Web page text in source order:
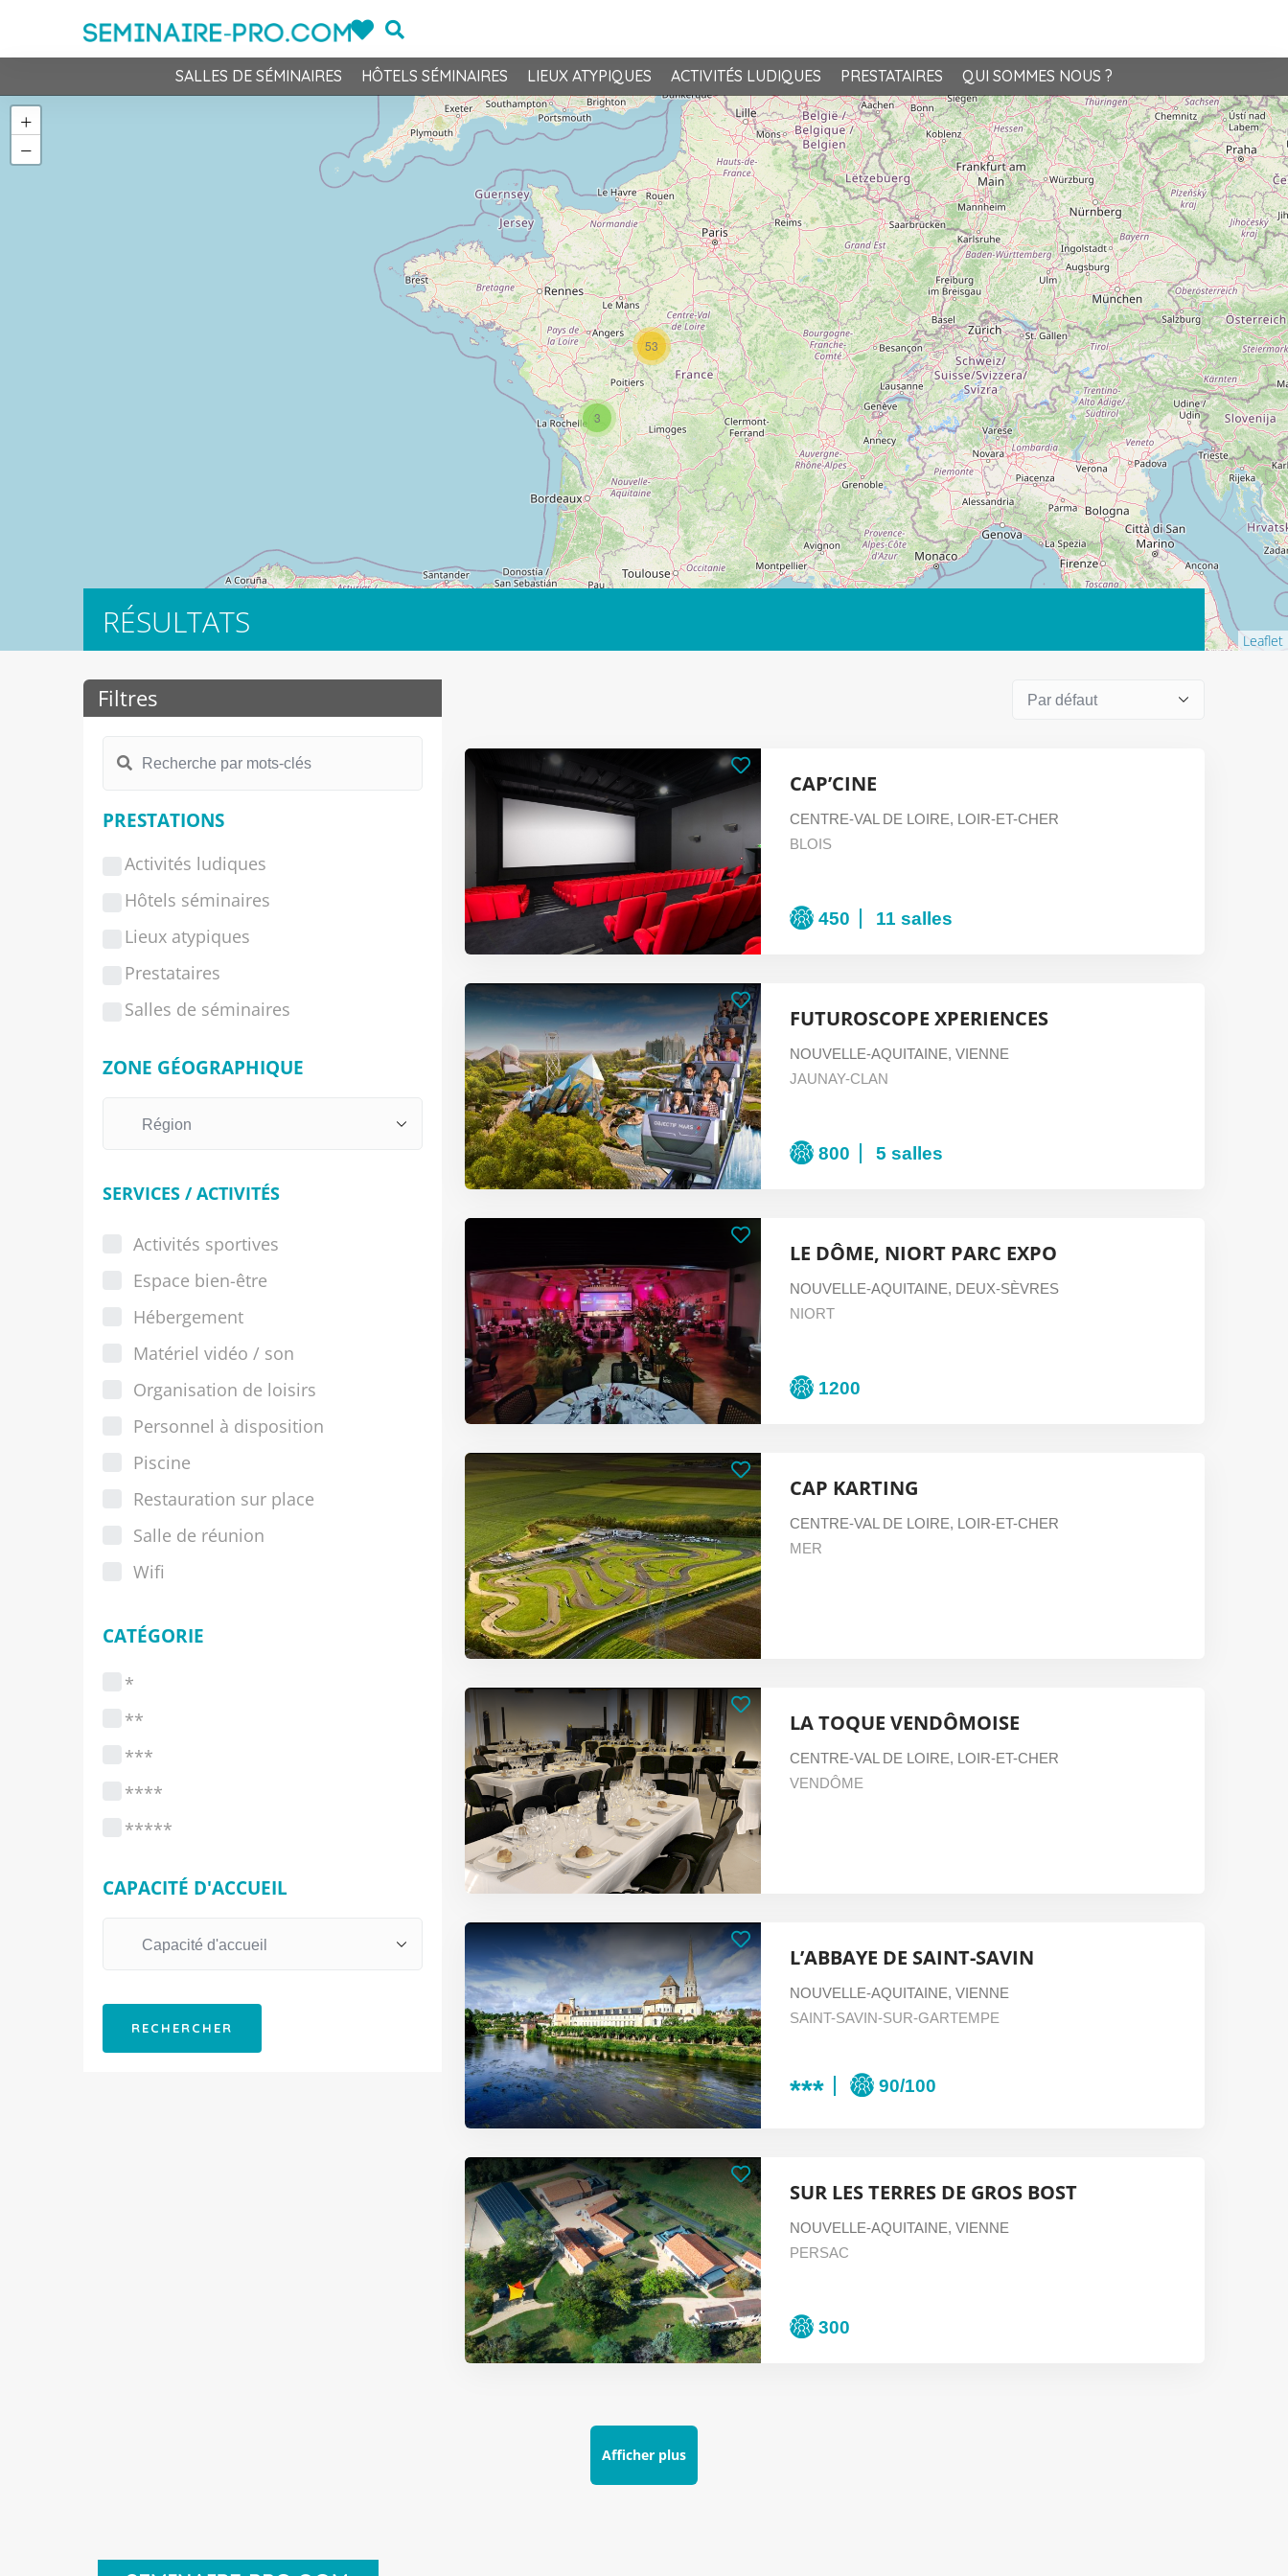
SALLES DE SÉMINAIRES HÔTELS SÉMINAIRES LIEUX ATYPIQUES ACTIVITÉS LUDIQUES PRESTATAIRES QUI SOMMES NOUS ?
RÉSULTATS
3
53
+
−
Leaflet
Filtres
PRESTATIONS
Activités ludiques
Hôtels séminaires
Lieux atypiques
Prestataires
Salles de séminaires
ZONE GÉOGRAPHIQUE
SERVICES / ACTIVITÉS
Activités sportives
Espace bien-être
Hébergement
Matériel vidéo / son
Organisation de loisirs
Personnel à disposition
Piscine
Restauration sur place
Salle de réunion
Wifi
CATÉGORIE
*
**
***
****
*****
CAPACITÉ D'ACCUEIL
​CAP’CINE
CENTRE-VAL DE LOIRE, LOIR-ET-CHER
BLOIS
450 11 salles
FUTUROSCOPE XPERIENCES
NOUVELLE-AQUITAINE, VIENNE
JAUNAY-CLAN
800 5 salles
LE DÔME, NIORT PARC EXPO
NOUVELLE-AQUITAINE, DEUX-SÈVRES
NIORT
1200
CAP KARTING
CENTRE-VAL DE LOIRE, LOIR-ET-CHER
MER
LA TOQUE VENDÔMOISE
CENTRE-VAL DE LOIRE, LOIR-ET-CHER
VENDÔME
L’ABBAYE DE SAINT-SAVIN
NOUVELLE-AQUITAINE, VIENNE
SAINT-SAVIN-SUR-GARTEMPE
*** 90/100
SUR LES TERRES DE GROS BOST
NOUVELLE-AQUITAINE, VIENNE
PERSAC
300
Afficher plus